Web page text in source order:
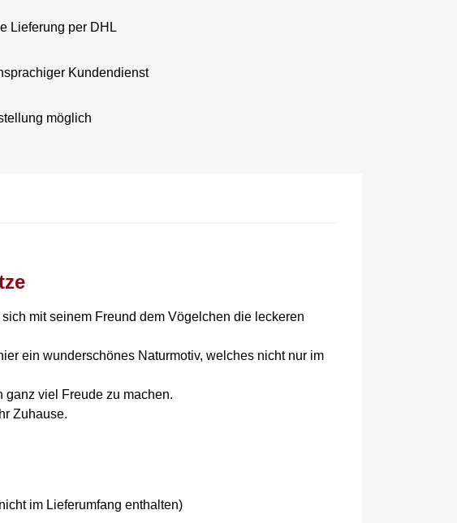
Lieferung per DHL
Kundendienst
möglich
mit seinem Freund dem Vögelchen die leckeren
ein wunderschönes Naturmotiv, welches nicht nur im
ganz viel Freude zu machen.
Zuhause.
im Lieferumfang enthalten)